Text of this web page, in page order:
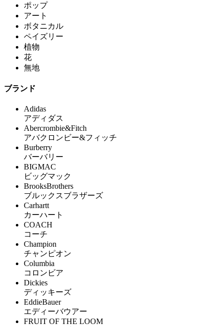
ポップ
アート
ボタニカル
ペイズリー
植物
花
無地
ブランド
Adidas
アディダス
Abercrombie&Fitch
アバクロンビー&フィッチ
Burberry
バーバリー
BIGMAC
ビッグマック
BrooksBrothers
ブルックスブラザーズ
Carhartt
カーハート
COACH
コーチ
Champion
チャンピオン
Columbia
コロンビア
Dickies
ディッキーズ
EddieBauer
エディーバウアー
FRUIT OF THE LOOM